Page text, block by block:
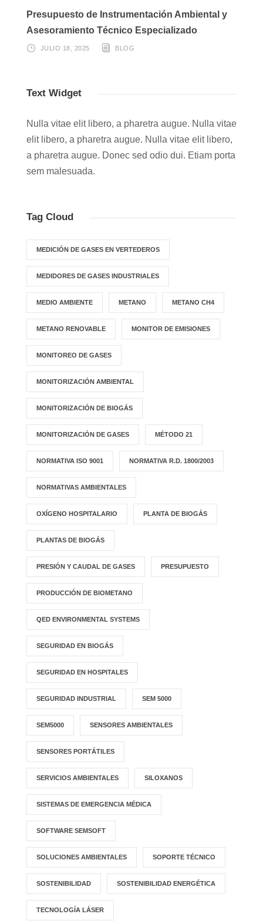
Presupuesto de Instrumentación Ambiental y
Asesoramiento Técnico Especializado
JULIO 18, 2025 BLOG
Text Widget
Nulla vitae elit libero, a pharetra augue. Nulla vitae
elit libero, a pharetra augue. Nulla vitae elit libero,
a pharetra augue. Donec sed odio dui. Etiam porta
sem malesuada.
Tag Cloud
MEDICIÓN DE GASES EN VERTEDEROS
MEDIDORES DE GASES INDUSTRIALES
MEDIO AMBIENTE METANO METANO CH4
METANO RENOVABLE MONITOR DE EMISIONES
MONITOREO DE GASES
MONITORIZACIÓN AMBIENTAL
MONITORIZACIÓN DE BIOGÁS
MONITORIZACIÓN DE GASES MÉTODO 21
NORMATIVA ISO 9001 NORMATIVA R.D. 1800/2003
NORMATIVAS AMBIENTALES
OXÍGENO HOSPITALARIO PLANTA DE BIOGÁS
PLANTAS DE BIOGÁS
PRESIÓN Y CAUDAL DE GASES PRESUPUESTO
PRODUCCIÓN DE BIOMETANO
QED ENVIRONMENTAL SYSTEMS
SEGURIDAD EN BIOGÁS
SEGURIDAD EN HOSPITALES
SEGURIDAD INDUSTRIAL SEM 5000
SEM5000 SENSORES AMBIENTALES
SENSORES PORTÁTILES
SERVICIOS AMBIENTALES SILOXANOS
SISTEMAS DE EMERGENCIA MÉDICA
SOFTWARE SEMSOFT
SOLUCIONES AMBIENTALES SOPORTE TÉCNICO
SOSTENIBILIDAD SOSTENIBILIDAD ENERGÉTICA
TECNOLOGÍA LÁSER